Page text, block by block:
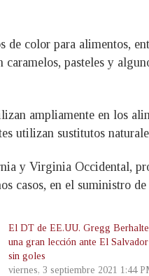
color para alimentos,
pasteles y
ampliamente en los
utilizan sustitutos
y Virginia Occidental,
casos, en el suministro
El DT de EE.UU. Gregg
una gran lección ante El
sin goles
viernes, 3 septiembre 2021 1:44